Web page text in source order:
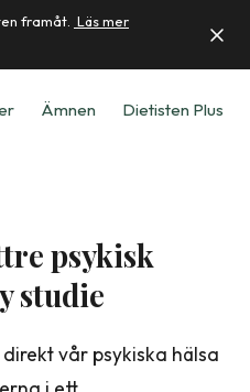
framåt. Läs mer
Ämnen Dietisten Plus
psykisk
studie
vår psykiska hälsa